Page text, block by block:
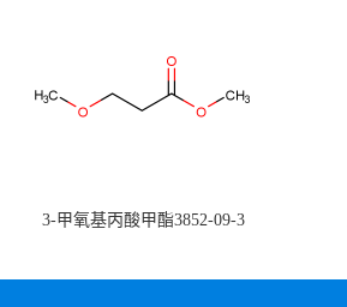
3-甲氧基丙酸甲酯3852-09-3